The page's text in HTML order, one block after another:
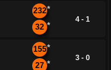
232*
32 *
4 - 1
155*
27 *
3 - 0